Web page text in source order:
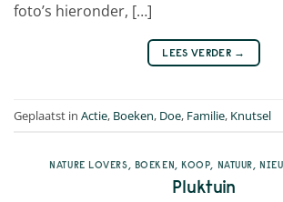
foto’s hieronder, […]
LEES VERDER →
Geplaatst in Actie, Boeken, Doe, Familie, Knutsel
NATURE LOVERS, BOEKEN, KOOP, NATUUR,
Pluktuin